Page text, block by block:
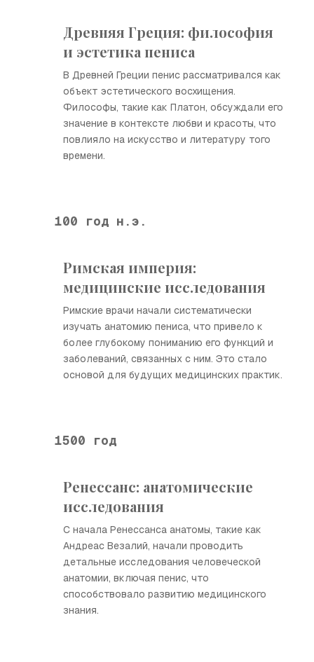
Древняя Греция: философия
и эстетика пениса
В Древней Греции пенис рассматривался как
объект эстетического восхищения.
Философы, такие как Платон, обсуждали его
значение в контексте любви и красоты, что
повлияло на искусство и литературу того
времени.
100 год н.э.
Римская империя:
медицинские исследования
Римские врачи начали систематически
изучать анатомию пениса, что привело к
более глубокому пониманию его функций и
заболеваний, связанных с ним. Это стало
основой для будущих медицинских практик.
1500 год
Ренессанс: анатомические
исследования
С начала Ренессанса анатомы, такие как
Андреас Везалий, начали проводить
детальные исследования человеческой
анатомии, включая пенис, что
способствовало развитию медицинского
знания.